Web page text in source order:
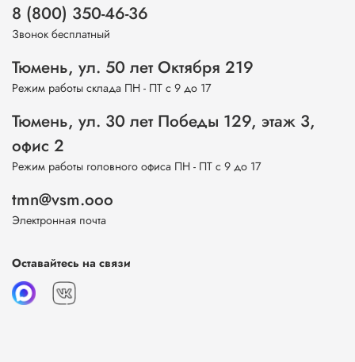
8 (800) 350-46-36
Звонок бесплатный
Тюмень, ул. 50 лет Октября 219
Режим работы склада ПН - ПТ с 9 до 17
Тюмень, ул. 30 лет Победы 129, этаж 3,
офис 2
Режим работы головного офиса ПН - ПТ с 9 до 17
tmn@vsm.ooo
Электронная почта
Оставайтесь на связи